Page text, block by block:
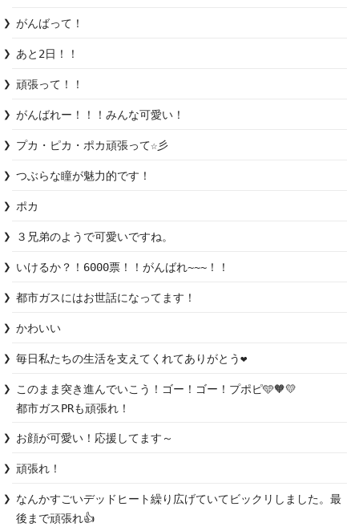
がんばって！
あと2日！！
頑張って！！
がんばれー！！！みんな可愛い！
プカ・ピカ・ポカ頑張って☆彡
つぶらな瞳が魅力的です！
ポカ
３兄弟のようで可愛いですね。
いけるか？！6000票！！がんばれ~~~！！
都市ガスにはお世話になってます！
かわいい
毎日私たちの生活を支えてくれてありがとう❤
このまま突き進んでいこう！ゴー！ゴー！プポピ🩵🧡💛
都市ガスPRも頑張れ！
お顔が可愛い！応援してます～
頑張れ！
なんかすごいデッドヒート繰り広げていてビックリしました。最
後まで頑張れ👍